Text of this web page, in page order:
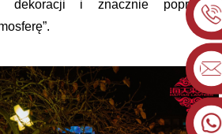
dekoracji i znacznie poprawiło